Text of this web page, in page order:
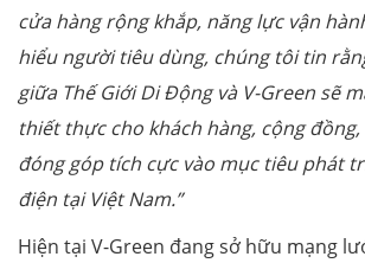
cửa hàng rộng khắp, năng lực vận
hiểu người tiêu dùng, chúng tôi tin
giữa Thế Giới Di Động và V-Green sẽ
thiết thực cho khách hàng, cộng
đóng góp tích cực vào mục tiêu phát
điện tại Việt Nam.”
Hiện tại V-Green đang sở hữu mạng